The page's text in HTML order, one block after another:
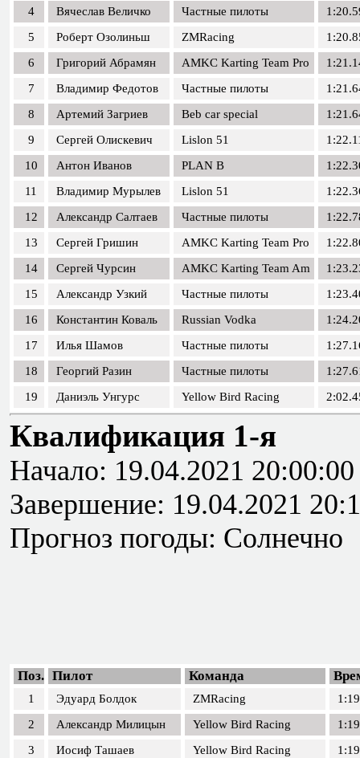
4
Вячеслав Величко Частные пилоты
5
Роберт Озолиньш ZMRacing
6
Григорий Абрамян AMKC Karting Team Pro
7
Владимир Федотов Частные пилоты
8
Артемий Загриев Beb car special
9
Сергей Олискевич Lislon 51
10
Антон Иванов PLAN B
11
Владимир Мурылев Lislon 51
12
Александр Салтаев Частные пилоты
13
Сергей Гришин AMKC Karting Team Pro
14
Сергей Чурсин AMKC Karting Team Am
15
Александр Узкий Частные пилоты
16
Константин Коваль Russian Vodka
17
Илья Шамов Частные пилоты
18
Георгий Разин Частные пилоты
19
Даниэль Унгурс Yellow Bird Racing
Квалификация 1-я
Начало: 19.04.2021 20:00:00
Завершение: 19.04.2021
Прогноз погоды: Солнечно
Поз. Пилот Команда
1 Эдуард Болдок ZMRacing
2
Александр Милицын Yellow Bird Racing
3
Иосиф Ташаев Yellow Bird Racing